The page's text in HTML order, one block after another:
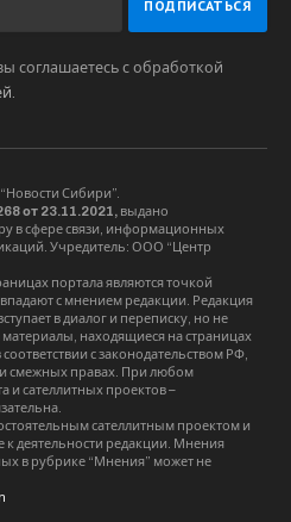
соглашаетесь с обработкой
Сибири”.
от 23.11.2021, выдано
в сфере связи, информационных
Учредитель: ООО “Центр
портала являются точкой
с мнением редакции. Редакция
в диалог и переписку, но не
материалы, находящиеся на страницах
с законодательством РФ,
и смежных правах. При любом
и сателлитных проектов –
сателлитным проектом и
деятельности редакции. Мнения
в рубрике “Мнения” может не